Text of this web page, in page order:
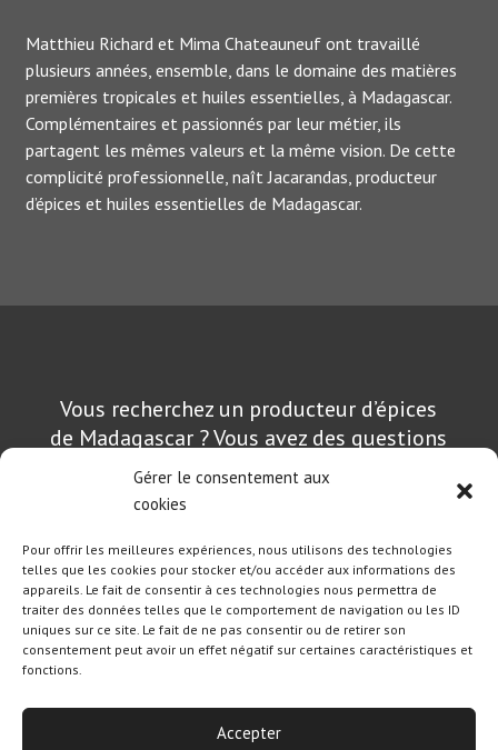
Gérer le consentement aux
cookies
Pour offrir les meilleures expériences, nous utilisons des technologies
telles que les cookies pour stocker et/ou accéder aux informations des
appareils. Le fait de consentir à ces technologies nous permettra de
traiter des données telles que le comportement de navigation ou les ID
uniques sur ce site. Le fait de ne pas consentir ou de retirer son
consentement peut avoir un effet négatif sur certaines caractéristiques et
fonctions.
Accepter
Matthieu Richard et Mima Chateauneuf ont travaillé
plusieurs années, ensemble, dans le domaine des matières
premières tropicales et huiles essentielles, à Madagascar.
Complémentaires et passionnés par leur métier, ils
partagent les mêmes valeurs et la même vision. De cette
complicité professionnelle, naît Jacarandas, producteur
d’épices et huiles essentielles de Madagascar.
Vous recherchez un producteur d’épices
de Madagascar ? Vous avez des questions
sur nos produits ou souhaitez passer une
Contactez-nous
Conditions Générales de Vente